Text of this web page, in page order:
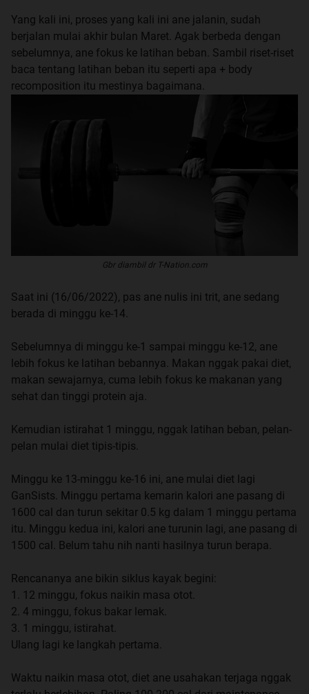
Yang kali ini, proses yang kali ini ane jalanin, sudah
berjalan mulai akhir bulan Maret. Agak berbeda dengan
sebelumnya, ane fokus ke latihan beban. Sambil riset-riset
baca tentang latihan beban itu seperti apa + body
recomposition itu mestinya bagaimana.
Gbr diambil dr T-Nation.com
Saat ini (16/06/2022), pas ane nulis ini trit, ane sedang
berada di minggu ke-14.
Sebelumnya di minggu ke-1 sampai minggu ke-12, ane
lebih fokus ke latihan bebannya. Makan nggak pakai diet,
makan sewajarnya, cuma lebih fokus ke makanan yang
sehat dan tinggi protein aja.
Kemudian istirahat 1 minggu, nggak latihan beban, pelan-
pelan mulai diet tipis-tipis.
Minggu ke 13-minggu ke-16 ini, ane mulai diet lagi
GanSists. Minggu pertama kemarin kalori ane pasang di
1600 cal dan turun sekitar 0.5 kg dalam 1 minggu pertama
itu. Minggu kedua ini, kalori ane turunin lagi, ane pasang di
1500 cal. Belum tahu nih nanti hasilnya turun berapa.
Rencananya ane bikin siklus kayak begini:
1. 12 minggu, fokus naikin masa otot.
2. 4 minggu, fokus bakar lemak.
3. 1 minggu, istirahat.
Ulang lagi ke langkah pertama.
Waktu naikin masa otot, diet ane usahakan terjaga nggak